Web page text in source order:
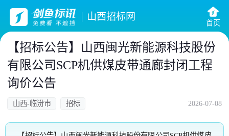
山西招标网
首页
【招标公告】山西闽光新能源科技股份
有限公司SCP机供煤皮带通廊封闭工程
询价公告
山西-临汾市 招标 2026-07-08